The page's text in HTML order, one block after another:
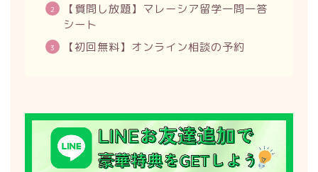
【質問し放題】マレーシア留学一問一答
シート
【初回無料】オンライン相談の予約